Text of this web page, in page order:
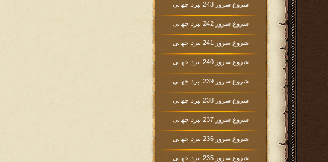
شروع سرور 243 نبرد جهانی
شروع سرور 242 نبرد جهانی
شروع سرور 241 نبرد جهانی
شروع سرور 240 نبرد جهانی
شروع سرور 239 نبرد جهانی
شروع سرور 238 نبرد جهانی
شروع سرور 237 نبرد جهانی
شروع سرور 236 نبرد جهانی
شروع سرور 235 نبرد جهانی